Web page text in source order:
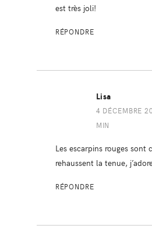
est très joli!
RÉPONDRE
Lisa
4 DÉCEMBRE
MIN
Les escarpins rouges sont
rehaussent la tenue,
RÉPONDRE